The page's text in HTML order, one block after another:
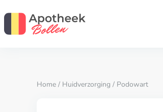
Home / Huidverzorging / Podowart